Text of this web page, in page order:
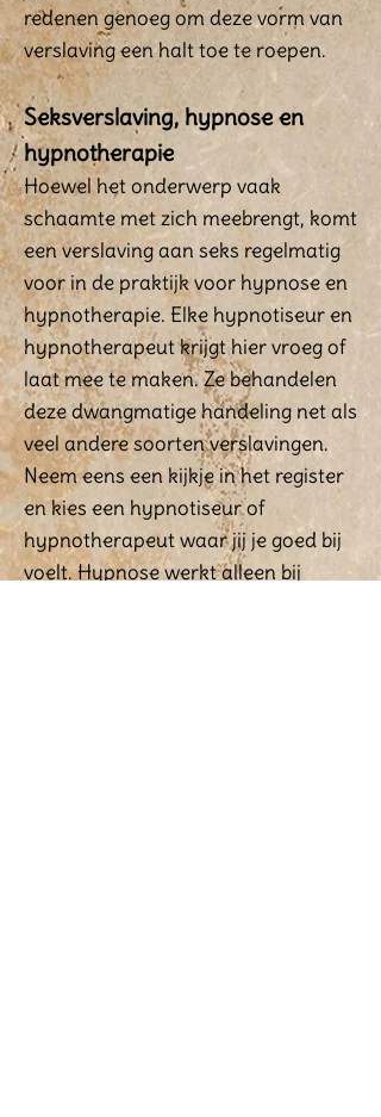
redenen genoeg om deze vorm van
verslaving een halt toe te roepen.
Seksverslaving, hypnose en
hypnotherapie
Hoewel het onderwerp vaak
schaamte met zich meebrengt, komt
een verslaving aan seks regelmatig
voor in de praktijk voor hypnose en
hypnotherapie. Elke hypnotiseur en
hypnotherapeut krijgt hier vroeg of
laat mee te maken. Ze behandelen
deze dwangmatige handeling net als
veel andere soorten verslavingen.
Neem eens een kijkje in het register
en kies een hypnotiseur of
hypnotherapeut waar jij je goed bij
voelt. Hypnose werkt alleen bij